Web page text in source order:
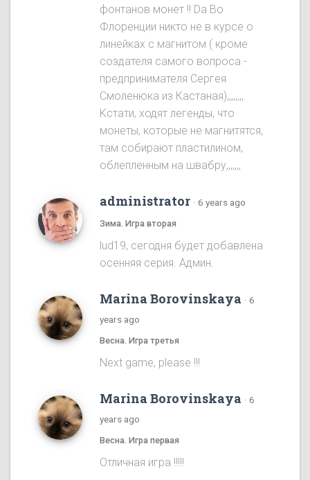
фонтанов монет !! Da Во
Флоренции никто не в курсе о
линейках с магнитом ( кроме
создателя самого вопроса -
предпринимателя Сергея
Смоленюка из Кастаная),,,,,,,,
Kстати, ходят легенды, что
монеты, которые не магнитятся,
там собирают пластилином,
облепленным на швабру,,,,,,,
administrator · 6 years ago
Зима. Игра вторая
lud19, сегодня будет добавлена
осенняя серия. Админ.
Marina Borovinskaya · 6
years ago
Весна. Игра третья
Next game, please !!!
Marina Borovinskaya · 6
years ago
Весна. Игра первая
Отличная игра !!!!!